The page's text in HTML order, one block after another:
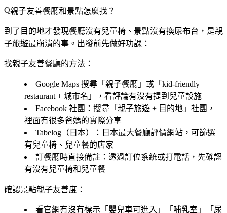
親子友善餐廳和景點怎麼找？
到了目的地才發現餐廳沒有兒童椅、景點沒有換尿布台，是親
子旅遊最崩潰的事。出發前先做好功課：
找親子友善餐廳的方法：
Google Maps 搜尋「親子餐廳」或「kid-friendly
restaurant + 城市名」，看評論有沒有提到兒童設施
Facebook 社團 ：搜尋「親子旅遊 + 目的地」社團，
裡面有很多爸媽的實際分享
Tabelog（日本）
：日本最大餐廳評價網站，可篩選
有兒童椅、兒童餐的店家
訂餐廳時直接備註 ：透過訂位系統或打電話，先確認
有沒有兒童椅和兒童餐
確認景點親子友善度：
看官網有沒有標示「嬰兒車可進入」「哺乳室」「尿